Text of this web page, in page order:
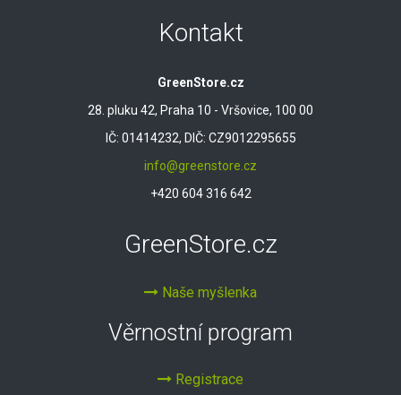
Kontakt
GreenStore.cz
28. pluku 42, Praha 10 - Vršovice, 100 00
IČ: 01414232, DIČ: CZ9012295655
info@greenstore.cz
+420 604 316 642
GreenStore.cz
Naše myšlenka
Věrnostní program
Registrace